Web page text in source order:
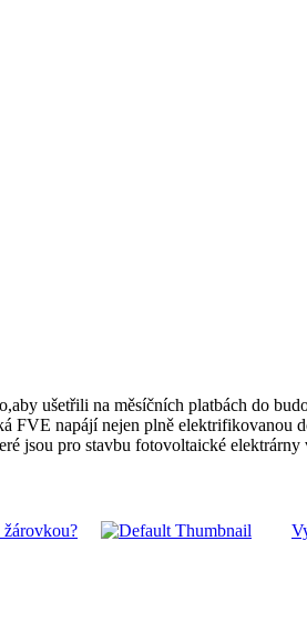
ušetřili na měsíčních platbách do
FVE napájí nejen plně elektrifikovanou
jsou pro stavbu fotovoltaické
žárovkou?